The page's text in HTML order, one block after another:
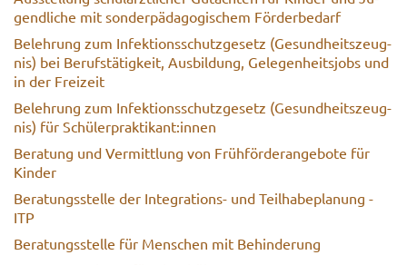
gend­li­che mit son­der­päd­ago­gi­schem För­der­be­darf
Be­leh­rung zum In­fek­ti­ons­schutz­ge­setz (Ge­sund­heits­zeug­
nis) bei Be­rufs­tä­tig­keit, Aus­bil­dung, Ge­le­gen­heits­jobs und
in der Frei­zeit
Be­leh­rung zum In­fek­ti­ons­schutz­ge­setz (Ge­sund­heits­zeug­
nis) für Schü­ler­prak­ti­kant:innen
Be­ra­tung und Ver­mitt­lung von Früh­för­der­an­ge­bo­te für
Kin­der
Be­ra­tungs­stel­le der Integrations-​ und Teil­ha­be­pla­nung -
ITP
Be­ra­tungs­stel­le für Men­schen mit Be­hin­de­rung